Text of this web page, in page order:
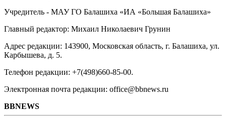
Учредитель - МАУ ГО Балашиха «ИА «Большая Балашиха»
Главный редактор: Михаил Николаевич Грунин
Адрес редакции: 143900, Московская область, г. Балашиха, ул.
Карбышева, д. 5.
Телефон редакции: +7(498)660-85-00.
Электронная почта редакции: office@bbnews.ru
BBNEWS